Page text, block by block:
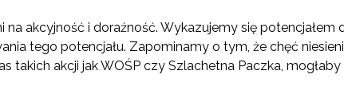
akcyjność i doraźność. Wykazujemy się potencjałem
tego potencjału. Zapominamy o tym, że chęć
takich akcji jak WOŚP czy Szlachetna Paczka, mogłaby